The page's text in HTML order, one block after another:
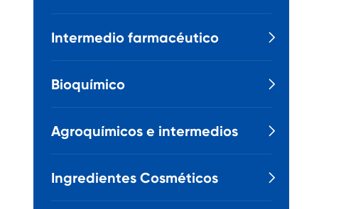
Intermedio farmacéutico 
Bioquímico 
Agroquímicos e intermedios 
Ingredientes Cosméticos 